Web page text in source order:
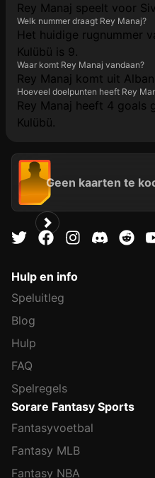
Rey Manaj speelt voor
Welk nummer draagt Rey Manaj?
Het huidige rugnummer
Kulübü is 9.
Waar komt Rey Manaj vandaan?
Rey Manaj komt uit
Hoeveel doelpunten heeft Rey
Rey Manaj heeft 4 goals
Kulübü.
Geen kaarten te
Hulp en info
Speluitleg
Blog
Hulp
FAQ
Spelregels
Sorare Fantasy Sports
Fantasyvoetbal
Fantasy MLB
Fantasy NBA